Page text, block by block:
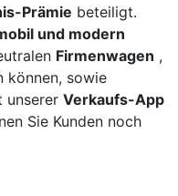
Prämie beteiligt.
und modern
Firmenwagen ,
können, sowie
unserer Verkaufs-App
Sie Kunden noch